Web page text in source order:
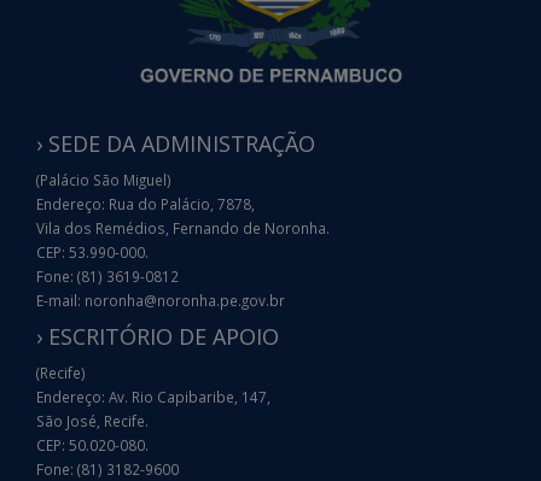
› SEDE DA ADMINISTRAÇÃO
(Palácio São Miguel)
Endereço: Rua do Palácio, 7878,
Vila dos Remédios, Fernando de Noronha.
CEP: 53.990-000.
Fone: (81) 3619-0812
E-mail: noronha@noronha.pe.gov.br
› ESCRITÓRIO DE APOIO
(Recife)
Endereço: Av. Rio Capibaribe, 147,
São José, Recife.
CEP: 50.020-080.
Fone: (81) 3182-9600